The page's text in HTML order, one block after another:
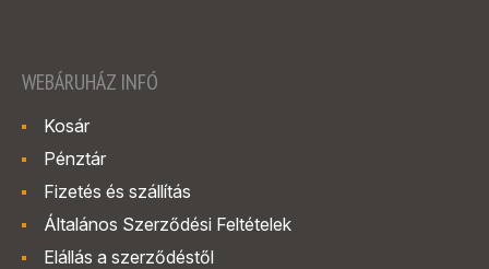
WEBÁRUHÁZ INFÓ
Kosár
Pénztár
Fizetés és szállítás
Általános Szerződési Feltételek
Elállás a szerződéstől